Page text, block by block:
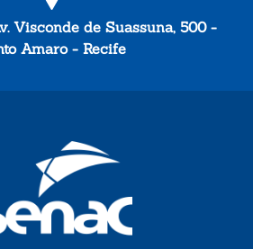
Visconde de Suassuna, 500 -
Amaro - Recife